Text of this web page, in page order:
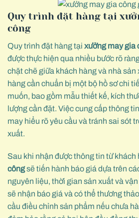
Quy trình đặt hàng tại
công
Quy trình đặt hàng tại xưởng may gia
được thực hiện qua nhiều bước rõ
chặt chẽ giữa khách hàng và nhà
hàng cần chuẩn bị một bộ hồ sơ chi
muốn, bao gồm mẫu thiết kế, kích
lượng cần đặt. Việc cung cấp thông
may hiểu rõ yêu cầu và tránh sai sót
xuất.
Sau khi nhận được thông tin từ khách
côngsẽ tiến hành báo giá dựa trên
nguyên liệu, thời gian sản xuất và
sẽ nhận báo giá và có thể thương
cầu điều chỉnh sản phẩm nếu chưa